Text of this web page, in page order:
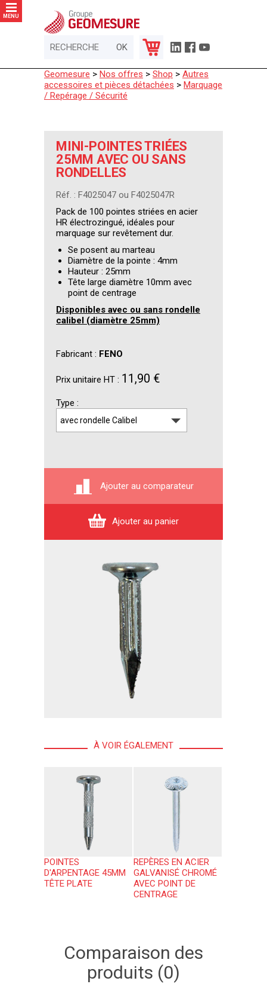
MENU
Geomesure > Nos offres > Shop > Autres
accessoires et pièces détachées > Marquage
/ Repérage / Sécurité
MINI-POINTES TRIÉES
25MM AVEC OU SANS
RONDELLES
Réf. : F4025047 ou F4025047R
Pack de 100 pointes striées en acier
HR électrozingué, idéales pour
marquage sur revêtement dur.
Se posent au marteau
Diamètre de la pointe : 4mm
Hauteur : 25mm
Tête large diamètre 10mm avec
point de centrage
Disponibles avec ou sans rondelle
calibel (diamètre 25mm)
Fabricant : FENO
Prix unitaire HT : 11,90 €
Type
Ajouter au comparateur
Ajouter au panier
À VOIR ÉGALEMENT
POINTES
D'ARPENTAGE 45MM
TÊTE PLATE
REPÈRES EN ACIER
GALVANISÉ CHROMÉ
AVEC POINT DE
CENTRAGE
Comparaison des
produits (0)
Panneau de gestion des cookies